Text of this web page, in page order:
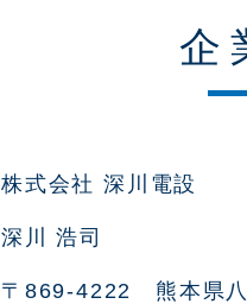
企
株式会社 深川電設
深川 浩司
〒869-4222 熊本県